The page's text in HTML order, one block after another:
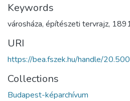
Keywords
városháza, építészeti tervrajz,
URI
https://bea.fszek.hu/handle/
Collections
Budapest-képarchívum